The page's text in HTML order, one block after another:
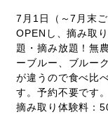
7月1日（～7月末
OPENし、摘み取
題・摘み放題！無
ーブルー、ブルー
が違うので食べ比
す。予約不要です。
摘み取り体験料：